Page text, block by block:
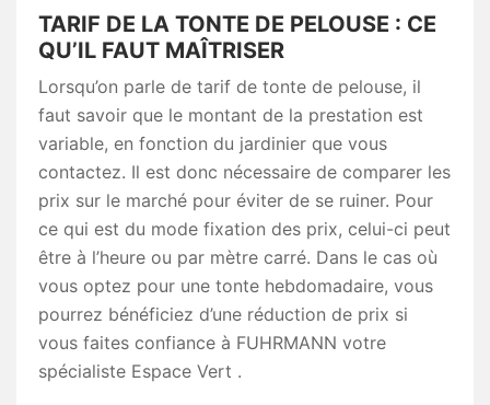
TARIF DE LA TONTE DE PELOUSE : CE
QU’IL FAUT MAÎTRISER
Lorsqu’on parle de tarif de tonte de pelouse, il
faut savoir que le montant de la prestation est
variable, en fonction du jardinier que vous
contactez. Il est donc nécessaire de comparer les
prix sur le marché pour éviter de se ruiner. Pour
ce qui est du mode fixation des prix, celui-ci peut
être à l’heure ou par mètre carré. Dans le cas où
vous optez pour une tonte hebdomadaire, vous
pourrez bénéficiez d’une réduction de prix si
vous faites confiance à FUHRMANN votre
spécialiste Espace Vert .